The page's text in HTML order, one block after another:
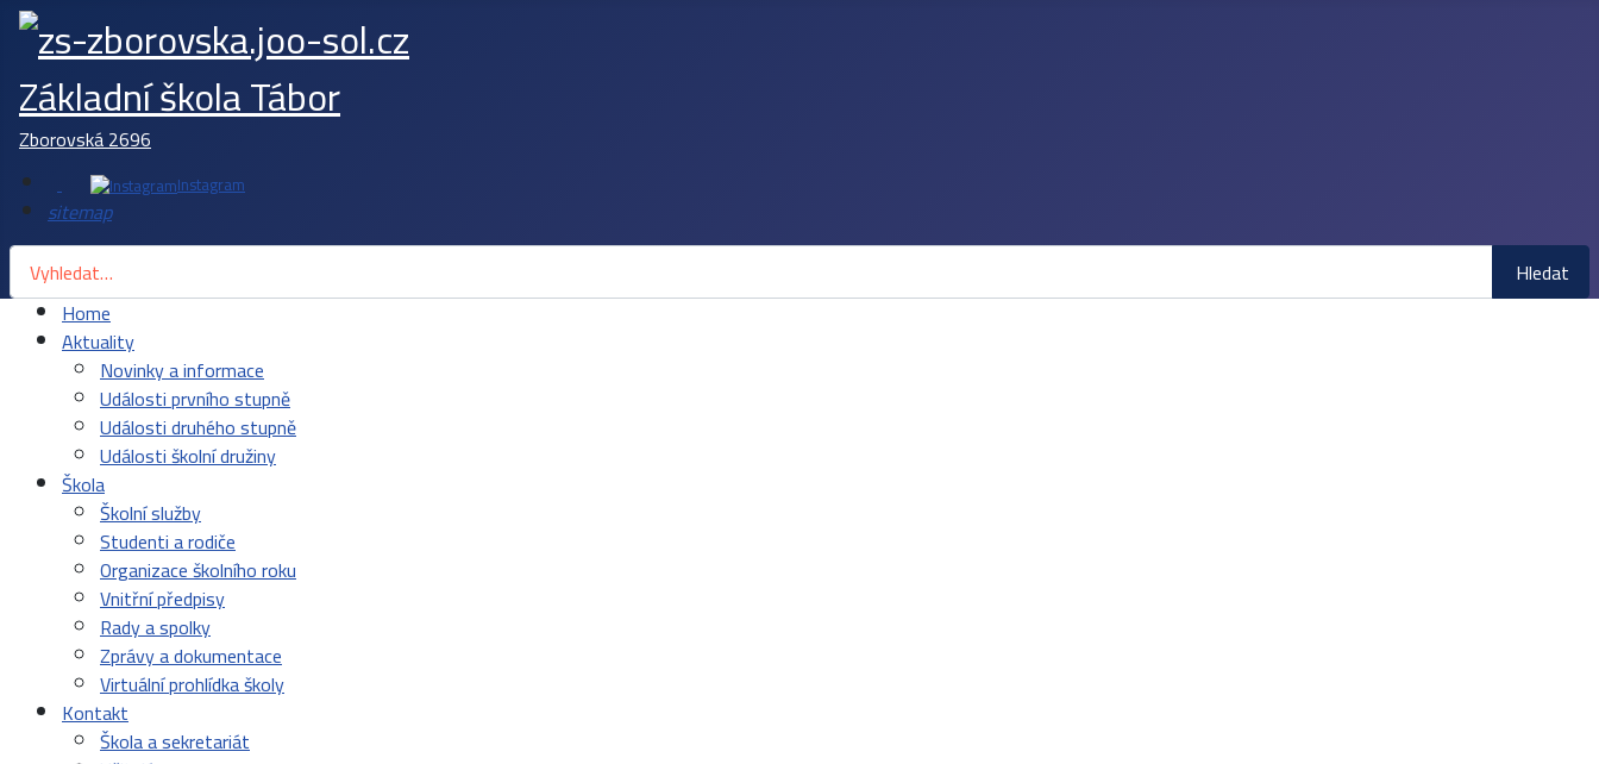
Základní škola Tábor
Zborovská 2696
Instagram
sitemap
Hledat
Hledat
Home
Aktuality
Novinky a informace
Události prvního stupně
Události druhého stupně
Události školní družiny
Škola
Školní služby
Studenti a rodiče
Organizace školního roku
Vnitřní předpisy
Rady a spolky
Zprávy a dokumentace
Virtuální prohlídka školy
Kontakt
Škola a sekretariát